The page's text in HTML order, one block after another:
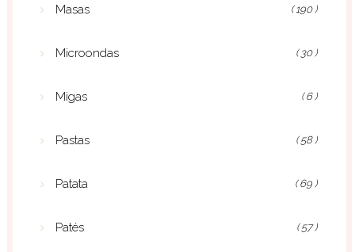
Masas ( 190 )
Microondas ( 30 )
Migas ( 6 )
Pastas ( 58 )
Patata ( 69 )
Patés ( 57 )